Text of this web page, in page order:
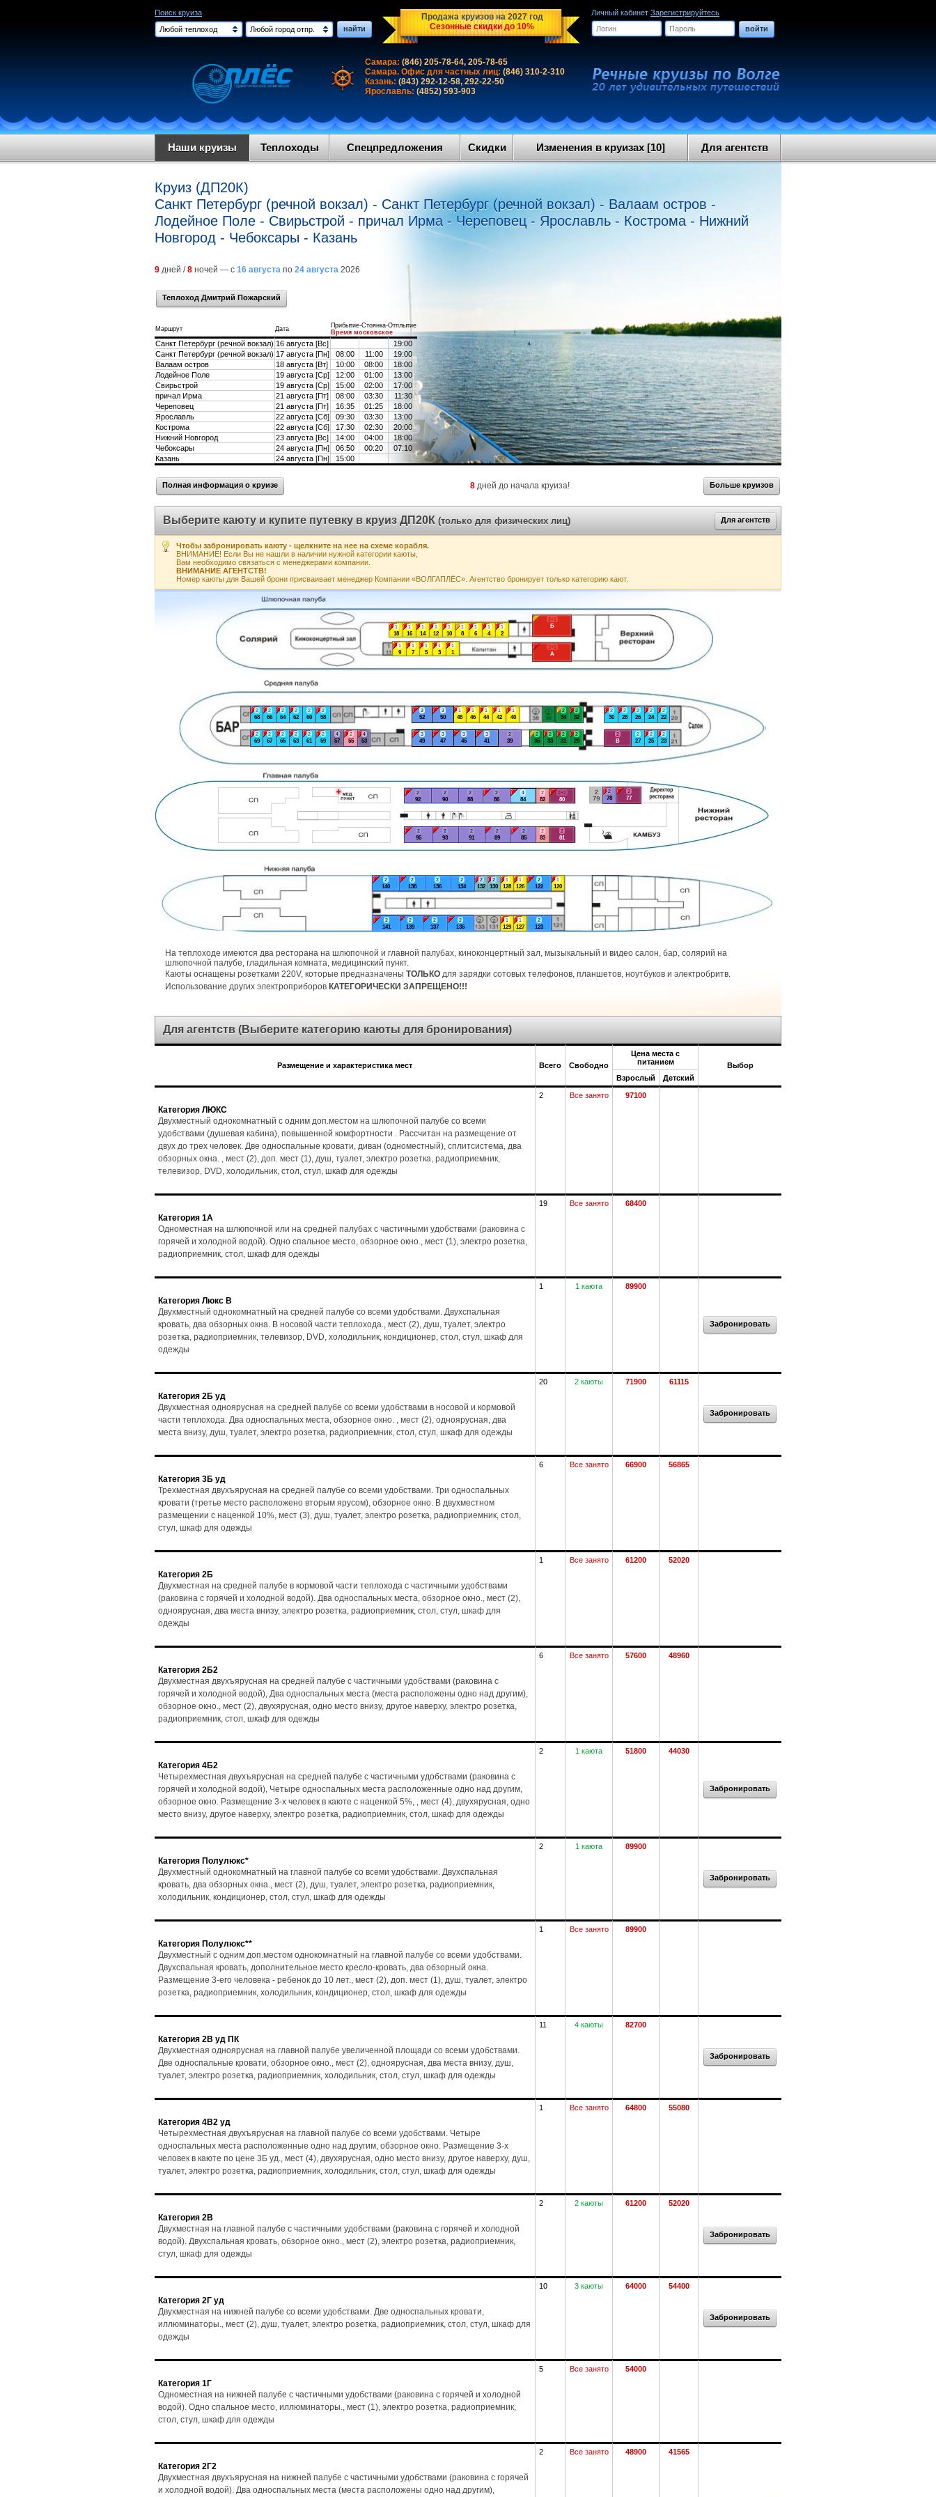
Поиск круиза
Любой теплоход
Любой город отпр. найти
Продажа круизов на 2027 год
Сезонные скидки до 10%
Личный кабинет Зарегистрируйтесь
войти
Самара: (846) 205-78-64, 205-78-65
Самара. Офис для частных лиц: (846) 310-2-310
Казань: (843) 292-12-58, 292-22-50
Ярославль: (4852) 593-903
Наши круизы Теплоходы Спецпредложения Скидки Изменения в круизах [10] Для агентств
Круиз (ДП20К)
Санкт Петербург (речной вокзал) - Санкт Петербург (речной вокзал) - Валаам остров -
Лодейное Поле - Свирьстрой - причал Ирма - Череповец - Ярославль - Кострома - Нижний
Новгород - Чебоксары - Казань
9 дней /8 ночей — с 16 августа по 24 августа 2026
Теплоход Дмитрий Пожарский
Маршрут Дата
Прибытие-Стоянка-Отплытие
Время московское
Санкт Петербург (речной вокзал) 16 августа [Вс]
19:00
Санкт Петербург (речной вокзал) 17 августа [Пн] 08:00 11:00
19:00
Валаам остров
18 августа [Вт] 10:00 08:00
18:00
Лодейное Поле
19 августа [Ср] 12:00 01:00
13:00
Свирьстрой
19 августа [Ср] 15:00 02:00
17:00
причал Ирма
21 августа [Пт] 08:00 03:30
11:30
Череповец
21 августа [Пт] 16:35 01:25
18:00
Ярославль
22 августа [Сб] 09:30 03:30
13:00
Кострома
22 августа [Сб] 17:30 02:30
20:00
Нижний Новгород
23 августа [Вс] 14:00 04:00
18:00
Чебоксары
24 августа [Пн] 06:50 00:20
07:10
Казань
24 августа [Пн] 15:00
Полная информация о круизе 8 дней до начала круиза! Больше круизов
Выберите каюту и купите путевку в круиз ДП20К (только для физических лиц) Для агентств
Чтобы забронировать каюту - щелкните на нее на схеме корабля.
ВНИМАНИЕ! Если Вы не нашли в наличии нужной категории каюты,
Вам необходимо связаться с менеджерами компании.
ВНИМАНИЕ АГЕНТСТВ!
Номер каюты для Вашей брони присваивает менеджер Компании «ВОЛГАПЛЁС». Агентство бронирует только категорию кают.
1
1
1
10
1
12
1
120
2
122
2
123
1
126
1
127
1
128
1
129
2
130
2
132
2
134
2
135
2
136
2
137
2
138
2
139
1
14
2
140
2
141
1
16
1
18
1
2
2
22
2
23
2
24
2
25
2
26
2
27
2
28
2
29
1
3
2
30
2
31
2
32
2
33
2
34
2
35
2
39
1
4
1
40
3
41
1
42
1
44
3
45
1
46
3
47
1
48
3
49
1
5
3
50
3
52
4
53
2
55
4
57
2
58
2
59
1
6
2
60
2
61
2
62
2
63
2
64
2
65
2
66
2
67
2
68
2
69
1
7
2
77
2
78
1
8
2+1
80
2
81
2
82
2
83
4
84
2
85
2
86
2
88
2
89
1
9
2
90
2
91
2
92
2
93
2
95
2+1
А
2+1
Б
2
В
На теплоходе имеются два ресторана на шлюпочной и главной палубах, киноконцертный зал, мызыкальный и видео салон, бар, солярий на
шлюпочной палубе, гладильная комната, медицинский пункт.
Каюты оснащены розетками 220V, которые предназначены ТОЛЬКО для зарядки сотовых телефонов, планшетов, ноутбуков и электробритв.
Использование других электроприборов КАТЕГОРИЧЕСКИ ЗАПРЕЩЕНО!!!
Для агентств (Выберите категорию каюты для бронирования)
Размещение и характеристика мест Всего Свободно
Цена места с
питанием
Выбор
Взрослый
Детский
Категория ЛЮКС
Двухместный однокомнатный с одним доп.местом на шлюпочной палубе со всеми
удобствами (душевая кабина), повышенной комфортности . Рассчитан на размещение от
двух до трех человек. Две односпальные кровати, диван (одноместный), сплитсистема, два
обзорных окна. , мест (2), доп. мест (1), душ, туалет, электро розетка, радиоприемник,
телевизор, DVD, холодильник, стол, стул, шкаф для одежды
2 Все занято 97100
Категория 1А
Одноместная на шлюпочной или на средней палубах с частичными удобствами (раковина с
горячей и холодной водой). Одно спальное место, обзорное окно., мест (1), электро розетка,
радиоприемник, стол, шкаф для одежды
19 Все занято 68400
Категория Люкс В
Двухместный однокомнатный на средней палубе со всеми удобствами. Двухспальная
кровать, два обзорных окна. В носовой части теплохода., мест (2), душ, туалет, электро
розетка, радиоприемник, телевизор, DVD, холодильник, кондиционер, стол, стул, шкаф для
одежды
1 1 каюта 89900
Забронировать
Категория 2Б уд
Двухместная одноярусная на средней палубе со всеми удобствами в носовой и кормовой
части теплохода. Два односпальных места, обзорное окно. , мест (2), одноярусная, два
места внизу, душ, туалет, электро розетка, радиоприемник, стол, стул, шкаф для одежды
20 2 каюты 71900 61115
Забронировать
Категория 3Б уд
Трехместная двухъярусная на средней палубе со всеми удобствами. Три односпальных
кровати (третье место расположено вторым ярусом), обзорное окно. В двухместном
размещении с наценкой 10%, мест (3), душ, туалет, электро розетка, радиоприемник, стол,
стул, шкаф для одежды
6 Все занято 66900 56865
Категория 2Б
Двухместная на средней палубе в кормовой части теплохода с частичными удобствами
(раковина с горячей и холодной водой). Два односпальных места, обзорное окно., мест (2),
одноярусная, два места внизу, электро розетка, радиоприемник, стол, стул, шкаф для
одежды
1 Все занято 61200 52020
Категория 2Б2
Двухместная двухъярусная на средней палубе с частичными удобствами (раковина с
горячей и холодной водой), Два односпальных места (места расположены одно над другим),
обзорное окно., мест (2), двухярусная, одно место внизу, другое наверху, электро розетка,
радиоприемник, стол, шкаф для одежды
6 Все занято 57600 48960
Категория 4Б2
Четырехместная двухъярусная на средней палубе с частичными удобствами (раковина с
горячей и холодной водой), Четыре односпальных места расположенные одно над другим,
обзорное окно. Размещение 3-х человек в каюте с наценкой 5%, , мест (4), двухярусная, одно
место внизу, другое наверху, электро розетка, радиоприемник, стол, шкаф для одежды
2 1 каюта 51800 44030
Забронировать
Категория Полулюкс*
Двухместный однокомнатный на главной палубе со всеми удобствами. Двухспальная
кровать, два обзорных окна., мест (2), душ, туалет, электро розетка, радиоприемник,
холодильник, кондиционер, стол, стул, шкаф для одежды
2 1 каюта 89900
Забронировать
Категория Полулюкс**
Двухместный с одним доп.местом однокомнатный на главной палубе со всеми удобствами.
Двухспальная кровать, дополнительное место кресло-кровать, два обзорный окна.
Размещение 3-его человека - ребенок до 10 лет., мест (2), доп. мест (1), душ, туалет, электро
розетка, радиоприемник, холодильник, кондиционер, стол, шкаф для одежды
1 Все занято 89900
Категория 2В уд ПК
Двухместная одноярусная на главной палубе увеличенной площади со всеми удобствами.
Две односпальные кровати, обзорное окно., мест (2), одноярусная, два места внизу, душ,
туалет, электро розетка, радиоприемник, холодильник, стол, стул, шкаф для одежды
11 4 каюты 82700
Забронировать
Категория 4В2 уд
Четырехместная двухъярусная на главной палубе со всеми удобствами. Четыре
односпальных места расположенные одно над другим, обзорное окно. Размещение 3-х
человек в каюте по цене 3Б уд., мест (4), двухярусная, одно место внизу, другое наверху, душ,
туалет, электро розетка, радиоприемник, холодильник, стол, стул, шкаф для одежды
1 Все занято 64800 55080
Категория 2В
Двухместная на главной палубе с частичными удобствами (раковина с горячей и холодной
водой). Двухспальная кровать, обзорное окно., мест (2), электро розетка, радиоприемник,
стул, шкаф для одежды
2 2 каюты 61200 52020
Забронировать
Категория 2Г уд
Двухместная на нижней палубе со всеми удобствами. Две односпальных кровати,
иллюминаторы., мест (2), душ, туалет, электро розетка, радиоприемник, стол, стул, шкаф для
одежды
10 3 каюты 64000 54400
Забронировать
Категория 1Г
Одноместная на нижней палубе с частичными удобствами (раковина с горячей и холодной
водой). Одно спальное место, иллюминаторы., мест (1), электро розетка, радиоприемник,
стол, стул, шкаф для одежды
5 Все занято 54000
Категория 2Г2
Двухместная двухъярусная на нижней палубе с частичными удобствами (раковина с горячей
и холодной водой). Два односпальных места (места расположены одно над другим),
2 Все занято 48900 41565